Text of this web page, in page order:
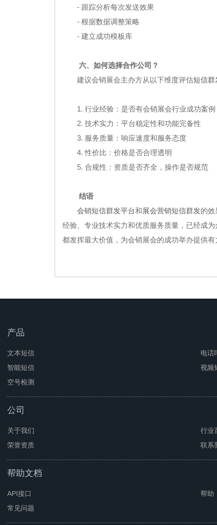
- 跟踪分析每次发送效果
- 根据数据调整策略
- 建立成功模板库
六、如何选择合作公司？
建议会销展会主办方从以下维度评估短信群
1. 行业经验：是否有会销展会行业成功案例
2. 技术实力：平台稳定性和功能完备性
3. 服务质量：响应速度和服务态度
4. 性价比：价格是否合理透明
5. 合规性：资质是否齐全，操作是否规范
结语
会销短信群发平台和展会营销短信群发的
经验、专业技术实力和优质服务质量，已经成
都发挥最大价值，为会销展会的成功举办提供有
产品
文本短信
电话
智能短信
视频
空号检测
公司
关于我们
行业
荣誉资质
联系
帮助文档
API接口
帮助
常见问题